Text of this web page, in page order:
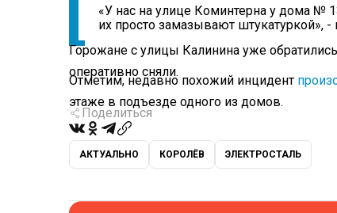
«У нас на улице Коминтерна у дома №
их просто замазывают штукатуркой»,
Горожане с улицы Калинина уже
оперативно сняли.
Отметим, недавно похожий инцидент
этаже в подъезде одного из домов.
Поделиться
АКТУАЛЬНО КОРОЛЁВ ЭЛЕКТРОСТАЛЬ